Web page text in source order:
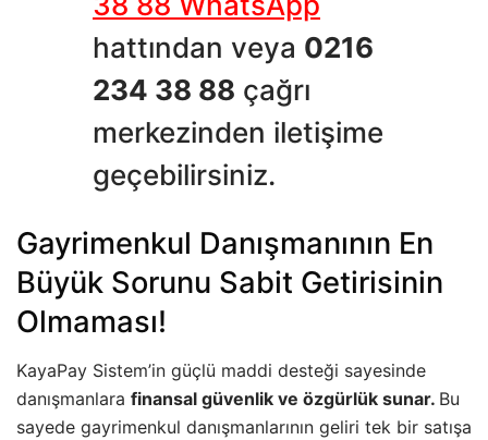
hattından veya 0216
234 38 88 çağrı
merkezinden iletişime
geçebilirsiniz.
Gayrimenkul Danışmanının En
Büyük Sorunu Sabit Getirisinin
Olmaması!
KayaPay Sistem’in güçlü maddi desteği sayesinde
danışmanlara finansal güvenlik ve özgürlük sunar. Bu
sayede gayrimenkul danışmanlarının geliri tek bir satışa